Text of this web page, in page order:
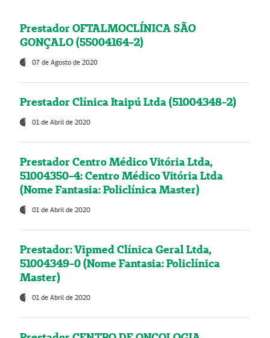
Prestador OFTALMOCLÍNICA SÃO
GONÇALO (55004164-2)
07 de Agosto de 2020
Prestador Clínica Itaipú Ltda (51004348-2)
01 de Abril de 2020
Prestador Centro Médico Vitória Ltda,
51004350-4: Centro Médico Vitória Ltda
(Nome Fantasia: Policlínica Master)
01 de Abril de 2020
Prestador: Vipmed Clínica Geral Ltda,
51004349-0 (Nome Fantasia: Policlínica
Master)
01 de Abril de 2020